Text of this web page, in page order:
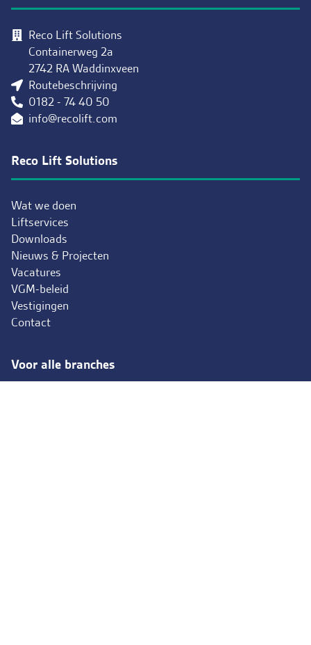
Reco Lift Solutions
Containerweg 2a
2742 RA Waddinxveen
Routebeschrijving
0182 - 74 40 50
info@recolift.com
Reco Lift Solutions
Wat we doen
Liftservices
Downloads
Nieuws & Projecten
Vacatures
VGM-beleid
Vestigingen
Contact
Voor alle branches